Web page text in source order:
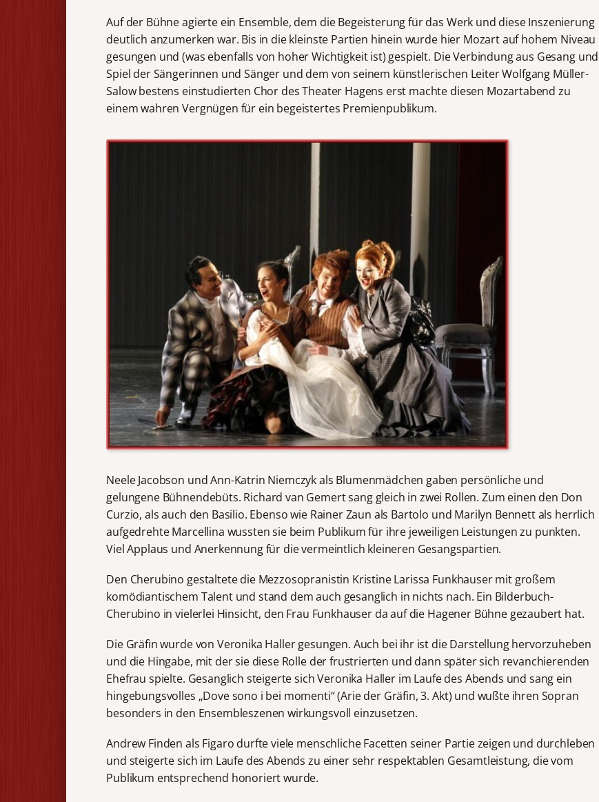
Auf der Bühne agierte ein Ensemble, dem die Begeisterung für das Werk und diese Inszenierung
deutlich anzumerken war. Bis in die kleinste Partien hinein wurde hier Mozart auf hohem Niveau
gesungen und (was ebenfalls von hoher Wichtigkeit ist) gespielt. Die Verbindung aus Gesang und
Spiel der Sängerinnen und Sänger und dem von seinem künstlerischen Leiter Wolfgang Müller-
Salow bestens einstudierten Chor des Theater Hagens erst machte diesen Mozartabend zu
einem wahren Vergnügen für ein begeistertes Premienpublikum.
Neele Jacobson und Ann-Katrin Niemczyk als Blumenmädchen gaben persönliche und
gelungene Bühnendebüts. Richard van Gemert sang gleich in zwei Rollen. Zum einen den Don
Curzio, als auch den Basilio. Ebenso wie Rainer Zaun als Bartolo und Marilyn Bennett als herrlich
aufgedrehte Marcellina wussten sie beim Publikum für ihre jeweiligen Leistungen zu punkten.
Viel Applaus und Anerkennung für die vermeintlich kleineren Gesangspartien.
Den Cherubino gestaltete die Mezzosopranistin Kristine Larissa Funkhauser mit großem
komödiantischem Talent und stand dem auch gesanglich in nichts nach. Ein Bilderbuch-
Cherubino in vielerlei Hinsicht, den Frau Funkhauser da auf die Hagener Bühne gezaubert hat.
Die Gräfin wurde von Veronika Haller gesungen. Auch bei ihr ist die Darstellung hervorzuheben
und die Hingabe, mit der sie diese Rolle der frustrierten und dann später sich revanchierenden
Ehefrau spielte. Gesanglich steigerte sich Veronika Haller im Laufe des Abends und sang ein
hingebungsvolles „Dove sono i bei momenti“ (Arie der Gräfin, 3. Akt) und wußte ihren Sopran
besonders in den Ensembleszenen wirkungsvoll einzusetzen.
Andrew Finden als Figaro durfte viele menschliche Facetten seiner Partie zeigen und durchleben
und steigerte sich im Laufe des Abends zu einer sehr respektablen Gesamtleistung, die vom
Publikum entsprechend honoriert wurde.